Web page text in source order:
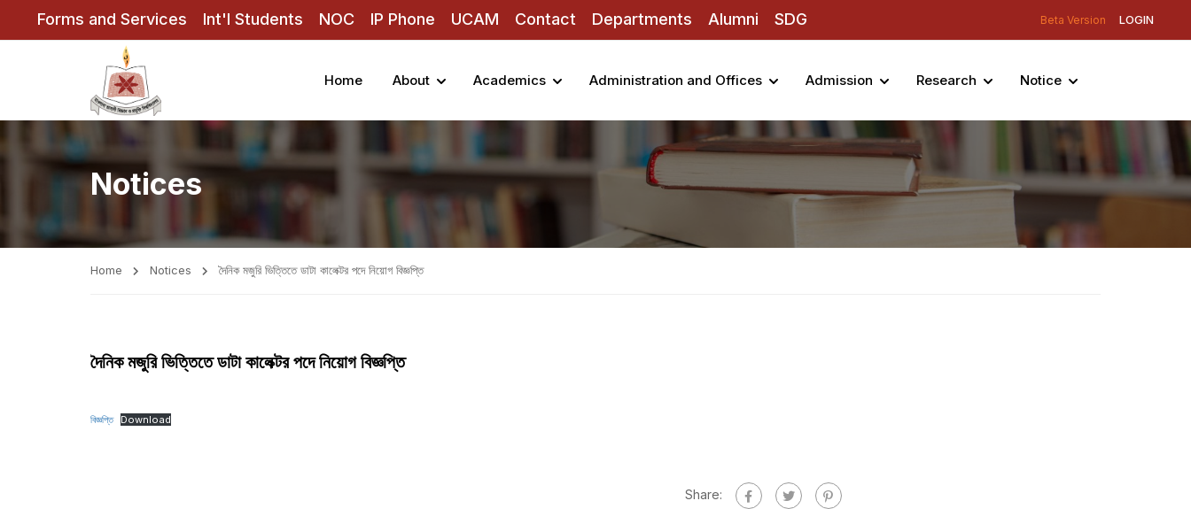
Forms and Services Int'l Students NOC IP Phone UCAM Contact Departments Alumni SDG Beta Version LOGIN
Home About Academics Administration and Offices Admission Research Notice
Notices
Home Notices দৈনিক মজুরি ভিত্তিতে ডাটা কালেক্টর পদে নিয়োগ বিজ্ঞপ্তি
দৈনিক মজুরি ভিত্তিতে ডাটা কালেক্টর পদে নিয়োগ বিজ্ঞপ্তি
বিজ্ঞপ্তি Download
Share: